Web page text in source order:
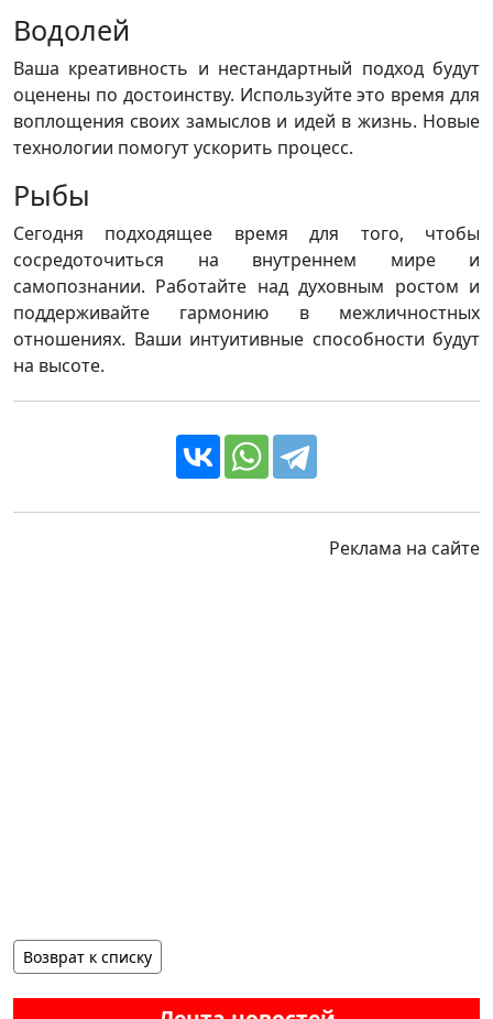
Водолей
Ваша креативность и нестандартный подход будут
оценены по достоинству. Используйте это время для
воплощения своих замыслов и идей в жизнь. Новые
технологии помогут ускорить процесс.
Рыбы
Сегодня подходящее время для того, чтобы
сосредоточиться на внутреннем мире и
самопознании. Работайте над духовным ростом и
поддерживайте гармонию в межличностных
отношениях. Ваши интуитивные способности будут
на высоте.
Реклама на сайте
Возврат к списку